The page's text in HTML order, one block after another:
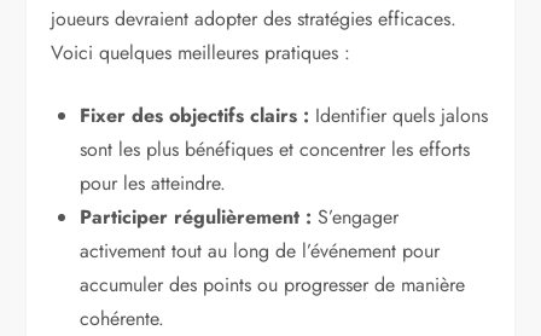
joueurs devraient adopter des stratégies efficaces.
Voici quelques meilleures pratiques :
Fixer des objectifs clairs : Identifier quels jalons
sont les plus bénéfiques et concentrer les efforts
pour les atteindre.
Participer régulièrement : S’engager
activement tout au long de l’événement pour
accumuler des points ou progresser de manière
cohérente.